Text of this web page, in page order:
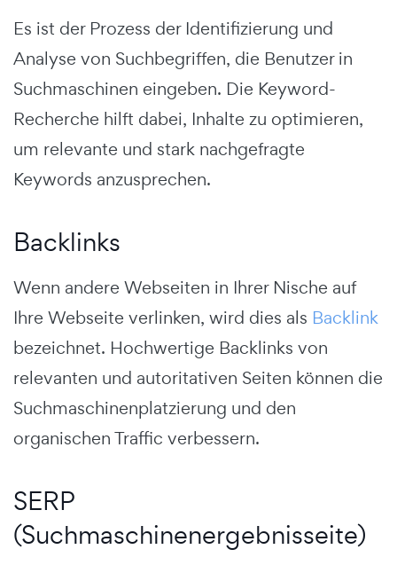
Es ist der Prozess der Identifizierung und
Analyse von Suchbegriffen, die Benutzer in
Suchmaschinen eingeben. Die Keyword-
Recherche hilft dabei, Inhalte zu optimieren,
um relevante und stark nachgefragte
Keywords anzusprechen.
Backlinks
Wenn andere Webseiten in Ihrer Nische auf
Ihre Webseite verlinken, wird dies als Backlink
bezeichnet. Hochwertige Backlinks von
relevanten und autoritativen Seiten können die
Suchmaschinenplatzierung und den
organischen Traffic verbessern.
SERP
(Suchmaschinenergebnisseite)